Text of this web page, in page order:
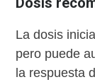
La dosis
pero puede
la respuesta